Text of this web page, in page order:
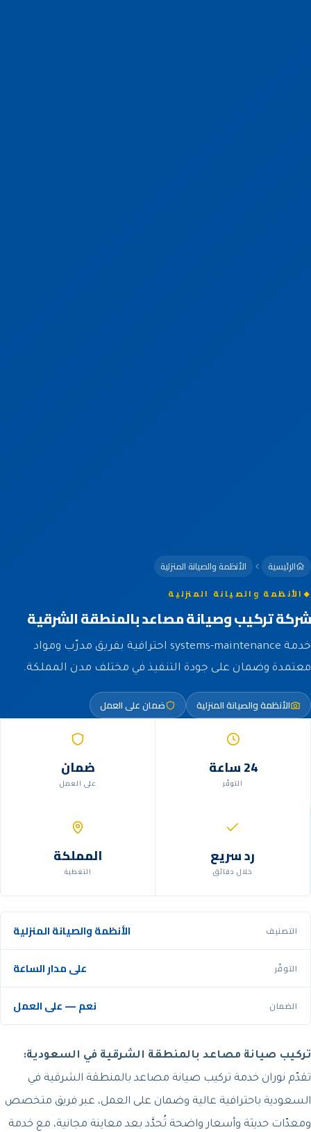
الرئيسية الأنظمة والصيانة المنزلية
الأنظمة والصيانة المنزلية
شركة تركيب وصيانة مصاعد بالمنطقة الشرقية
خدمة systems-maintenance احترافية بفريق مدرّب ومواد
معتمدة وضمان على جودة التنفيذ في مختلف مدن المملكة.
الأنظمة والصيانة المنزلية ضمان على العمل
24 ساعة
التوفّر
ضمان
على العمل
رد سريع
خلال دقائق
المملكة
التغطية
التصنيف الأنظمة والصيانة المنزلية
التوفّر على مدار الساعة
الضمان نعم — على العمل
تركيب صيانة مصاعد بالمنطقة الشرقية في السعودية:
تقدّم نوران خدمة تركيب صيانة مصاعد بالمنطقة الشرقية في
السعودية باحترافية عالية وضمان على العمل، عبر فريق متخصص
ومعدّات حديثة وأسعار واضحة تُحدَّد بعد معاينة مجانية، مع خدمة